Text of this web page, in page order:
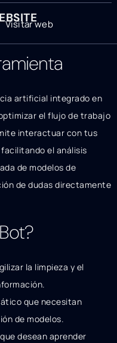
Visitar web
artificial integrado en
el flujo de trabajo
interactuar con tus
el análisis
de modelos de
de dudas directamente
la limpieza y el
que necesitan
de modelos.
desean aprender